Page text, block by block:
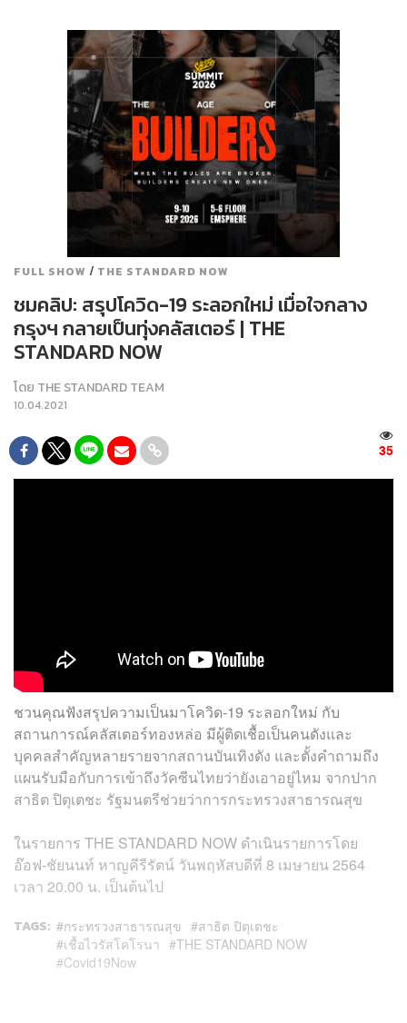
FULL SHOW / THE STANDARD NOW
ชมคลิป: สรุปโควิด-19 ระลอกใหม่ เมื่อใจกลาง
กรุงฯ กลายเป็นทุ่งคลัสเตอร์ | THE
STANDARD NOW
โดย THE STANDARD TEAM
10.04.2021
35
ชวนคุณฟังสรุปความเป็นมาโควิด-19 ระลอกใหม่ กับ
สถานการณ์คลัสเตอร์ทองหล่อ มีผู้ติดเชื้อเป็นคนดังและ
บุคคลสำคัญหลายรายจากสถานบันเทิงดัง และตั้งคำถามถึง
แผนรับมือกับการเข้าถึงวัคซีนไทยว่ายังเอาอยู่ไหม จากปาก
สาธิต ปิตุเตชะ รัฐมนตรีช่วยว่าการกระทรวงสาธารณสุข
ในรายการ THE STANDARD NOW ดำเนินรายการโดย
อ๊อฟ-ชัยนนท์ หาญคีรีรัตน์ วันพฤหัสบดีที่ 8 เมษายน 2564
เวลา 20.00 น. เป็นต้นไป
TAGS: กระทรวงสาธารณสุข
สาธิต ปิตุเตชะ
เชื้อไวรัสโคโรนา
THE STANDARD NOW
Covid19Now